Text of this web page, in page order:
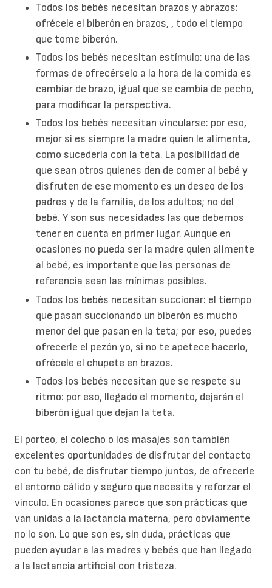
Todos los bebés necesitan brazos y abrazos:
ofrécele el biberón en brazos, , todo el tiempo
que tome biberón.
Todos los bebés necesitan estímulo: una de las
formas de ofrecérselo a la hora de la comida es
cambiar de brazo, igual que se cambia de pecho,
para modificar la perspectiva.
Todos los bebés necesitan vincularse: por eso,
mejor si es siempre la madre quien le alimenta,
como sucedería con la teta. La posibilidad de
que sean otros quienes den de comer al bebé y
disfruten de ese momento es un deseo de los
padres y de la familia, de los adultos; no del
bebé. Y son sus necesidades las que debemos
tener en cuenta en primer lugar. Aunque en
ocasiones no pueda ser la madre quien alimente
al bebé, es importante que las personas de
referencia sean las mínimas posibles.
Todos los bebés necesitan succionar: el tiempo
que pasan succionando un biberón es mucho
menor del que pasan en la teta; por eso, puedes
ofrecerle el pezón yo, si no te apetece hacerlo,
ofrécele el chupete en brazos.
Todos los bebés necesitan que se respete su
ritmo: por eso, llegado el momento, dejarán el
biberón igual que dejan la teta.
El porteo, el colecho o los masajes son también
excelentes oportunidades de disfrutar del contacto
con tu bebé, de disfrutar tiempo juntos, de ofrecerle
el entorno cálido y seguro que necesita y reforzar el
vínculo. En ocasiones parece que son prácticas que
van unidas a la lactancia materna, pero obviamente
no lo son. Lo que son es, sin duda, prácticas que
pueden ayudar a las madres y bebés que han llegado
a la lactancia artificial con tristeza.